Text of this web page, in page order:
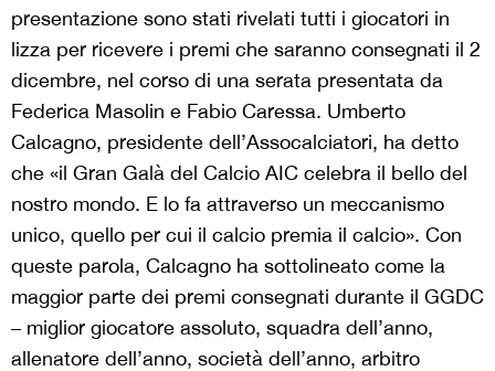
presentazione sono stati rivelati tutti i giocatori in
lizza per ricevere i premi che saranno consegnati il 2
dicembre, nel corso di una serata presentata da
Federica Masolin e Fabio Caressa. Umberto
Calcagno, presidente dell’Assocalciatori, ha detto
che «il Gran Galà del Calcio AIC celebra il bello del
nostro mondo. E lo fa attraverso un meccanismo
unico, quello per cui il calcio premia il calcio». Con
queste parola, Calcagno ha sottolineato come la
maggior parte dei premi consegnati durante il GGDC
– miglior giocatore assoluto, squadra dell’anno,
allenatore dell’anno, società dell’anno, arbitro